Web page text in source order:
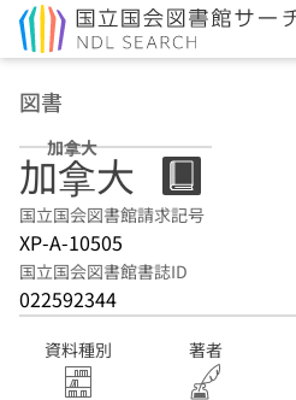
図書
加拿大
加拿大
国立国会図書館請求記号
XP-A-10505
国立国会図書館書誌ID
022592344
資料種別 著者